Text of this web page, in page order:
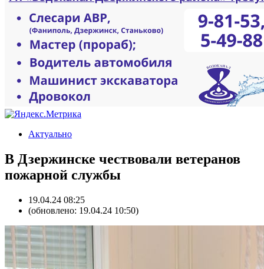
Актуально
В Дзержинске чествовали ветеранов
пожарной службы
19.04.24 08:25
(обновлено: 19.04.24 10:50)